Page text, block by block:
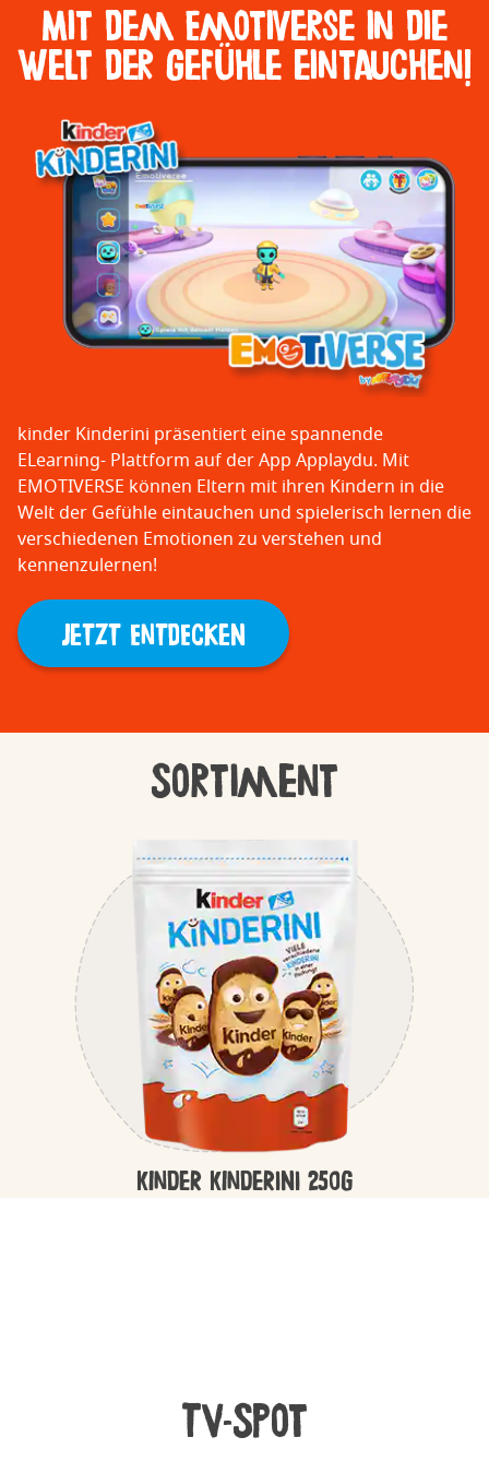
Mit dem Emotiverse in die
Welt der Gefühle eintauchen!
kinder Kinderini präsentiert eine spannende
ELearning- Plattform auf der App Applaydu. Mit
EMOTIVERSE können Eltern mit ihren Kindern in die
Welt der Gefühle eintauchen und spielerisch lernen die
verschiedenen Emotionen zu verstehen und
kennenzulernen!
JETZT ENTDECKEN
Sortiment
kinder KINDERINI 250G
TV-Spot